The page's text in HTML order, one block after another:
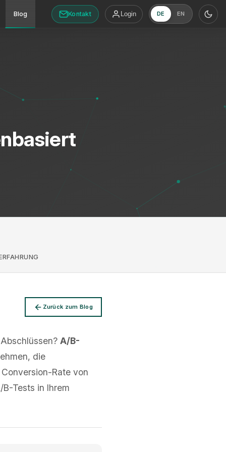
Blog Kontakt Login DE EN
Zurück zum Blog
A/B-
die
Rate von
Tests in Ihrem